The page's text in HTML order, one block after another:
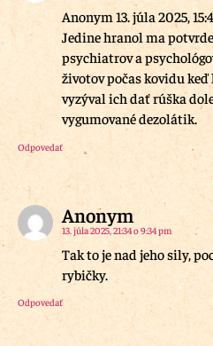
Anonym 13. júla 2025,
Jedine hranol ma
psychiatrov a
životov počas kovidu
vyzýval ich dať rúška
vygumované dezolátik.
Odpovedať
Anonym
13. júla 2025, 21:34 o 9:34 pm
Tak to je nad jeho sily,
rybičky.
Odpovedať